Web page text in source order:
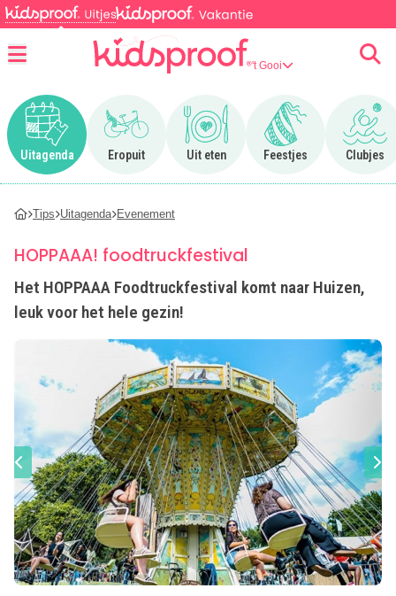
't Gooi
Uitagenda
Ga naar Uitagenda
Eropuit
Ga naar Eropuit
Uit eten
Ga naar Uit eten
Feestjes
Ga naar Feestjes
Clubjes
Ga
Tips Uitagenda Evenement
HOPPAAA! foodtruckfestival
Het HOPPAAA Foodtruckfestival komt naar Huizen,
leuk voor het hele gezin!